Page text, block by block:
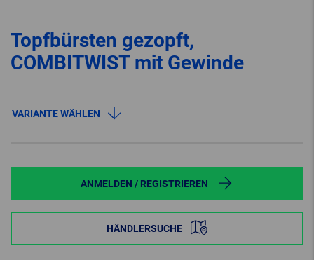
Topfbürsten gezopft,
COMBITWIST mit Gewinde
VARIANTE WÄHLEN
ANMELDEN / REGISTRIEREN
HÄNDLERSUCHE